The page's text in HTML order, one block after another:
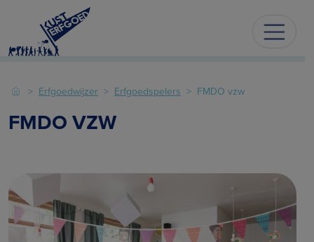
Erfgoedwijzer Erfgoedspelers FMDO vzw
FMDO VZW